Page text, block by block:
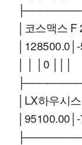
│코스맥스
│ │ │0 │││
│LX하우시